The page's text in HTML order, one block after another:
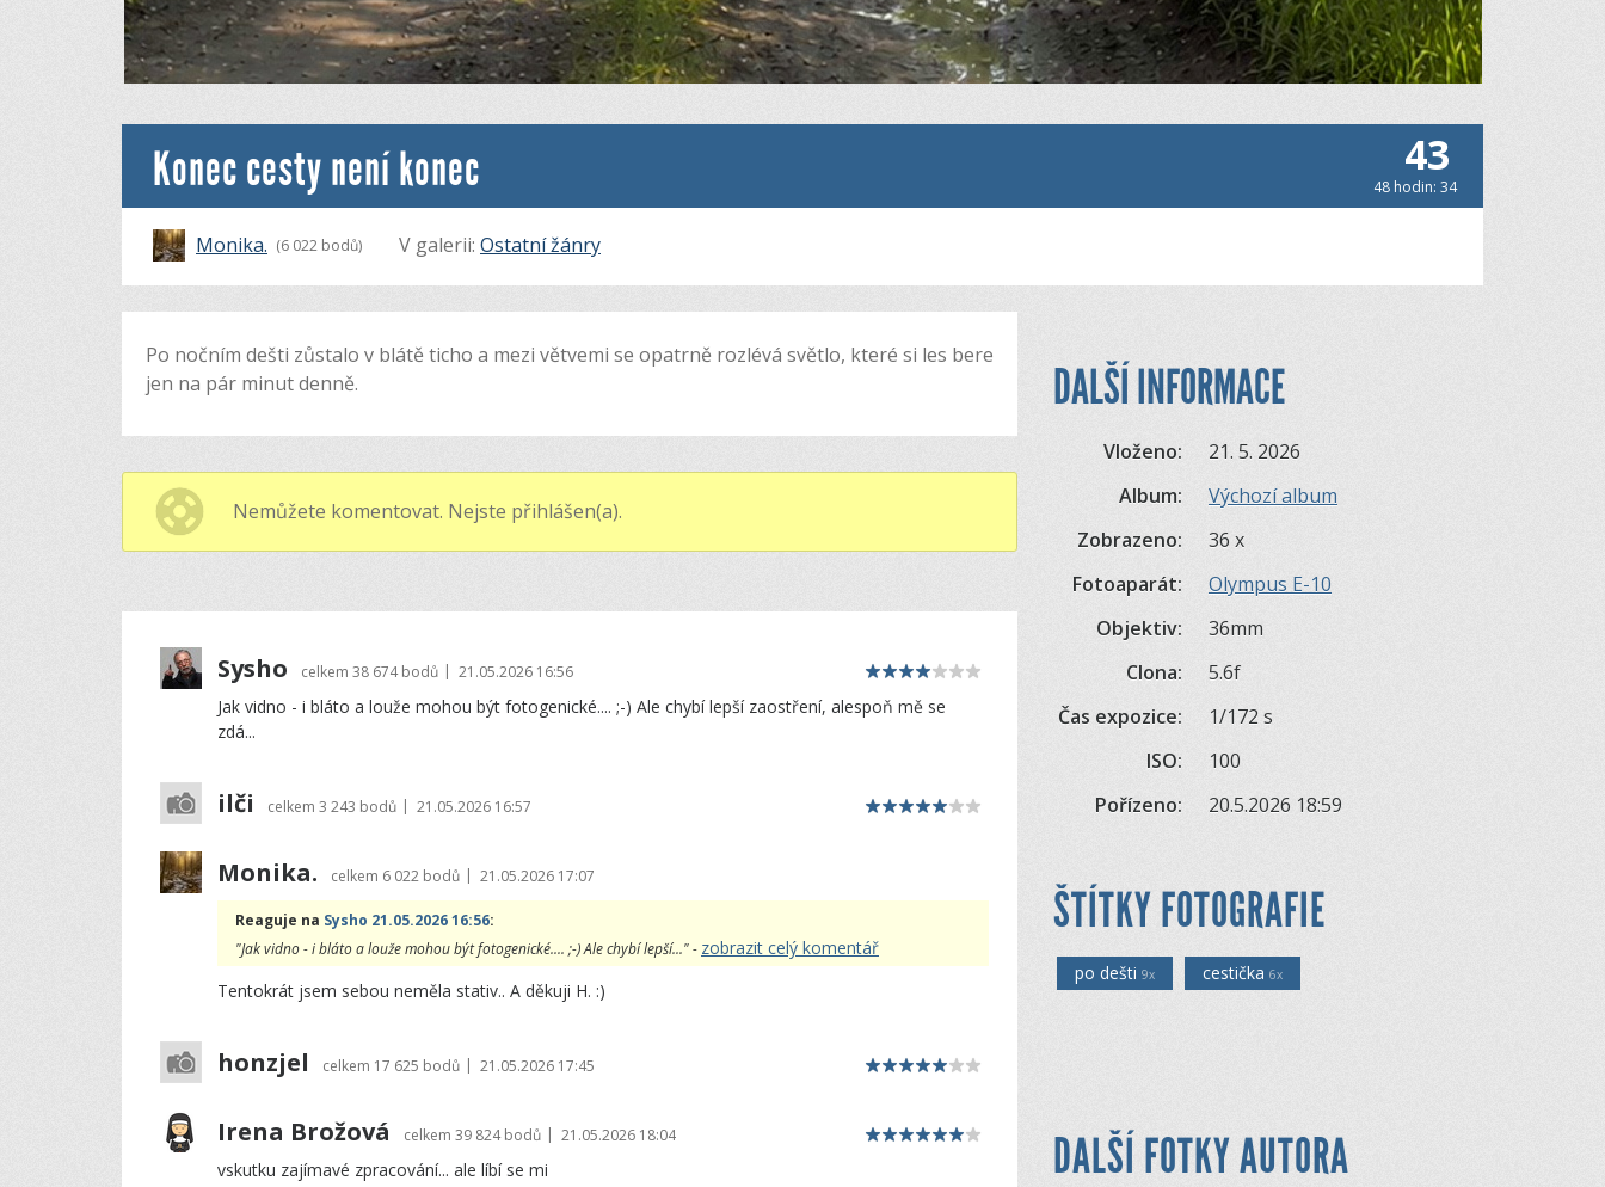
Konec cesty není konec 43
48 hodin: 34
Monika. (6 022 bodů) V galerii: Ostatní žánry
Po nočním dešti zůstalo v blátě ticho a mezi větvemi se opatrně rozlévá světlo, které si les bere
jen na pár minut denně.
Nemůžete komentovat. Nejste přihlášen(a).
Sysho celkem 38 674 bodů | 21.05.2026 16:56
Jak vidno - i bláto a louže mohou být fotogenické.... ;-) Ale chybí lepší zaostření, alespoň mě se
zdá...
ilči celkem 3 243 bodů | 21.05.2026 16:57
Monika. celkem 6 022 bodů | 21.05.2026 17:07
Reaguje na Sysho 21.05.2026 16:56:
"Jak vidno - i bláto a louže mohou být fotogenické.... ;-) Ale chybí lepší..." - zobrazit celý komentář
Tentokrát jsem sebou neměla stativ.. A děkuji H. :)
honzjel celkem 17 625 bodů | 21.05.2026 17:45
Irena Brožová celkem 39 824 bodů | 21.05.2026 18:04
vskutku zajímavé zpracování... ale líbí se mi
DALŠÍ INFORMACE
Vloženo:
21. 5. 2026
Album:
Výchozí album
Zobrazeno:
36 x
Fotoaparát:
Olympus E-10
Objektiv:
36mm
Clona:
5.6f
Čas expozice:
1/172 s
ISO:
100
Pořízeno:
20.5.2026 18:59
ŠTÍTKY FOTOGRAFIE
po dešti 9x cestička 6x
DALŠÍ FOTKY AUTORA